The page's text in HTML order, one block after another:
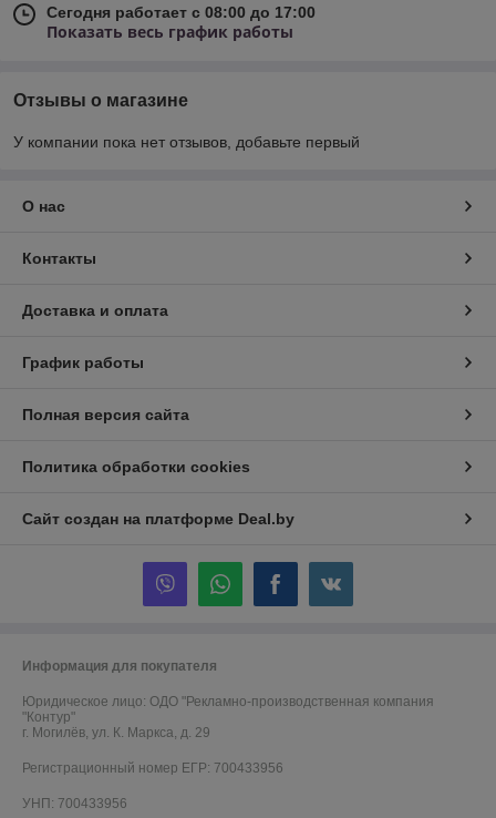
Сегодня работает с 08:00 до 17:00
Показать весь график работы
Отзывы о магазине
У компании пока нет отзывов, добавьте первый
О нас
Контакты
Доставка и оплата
График работы
Полная версия сайта
Политика обработки cookies
Сайт создан на платформе Deal.by
Информация для покупателя
Юридическое лицо: ОДО "Рекламно-производственная компания
"Контур"
г. Могилёв, ул. К. Маркса, д. 29
Регистрационный номер ЕГР: 700433956
УНП: 700433956